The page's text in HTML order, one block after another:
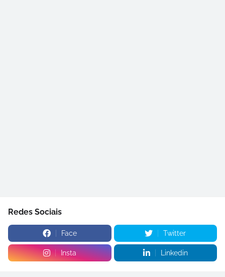
Redes Sociais
Face Twitter
Insta Linkedin